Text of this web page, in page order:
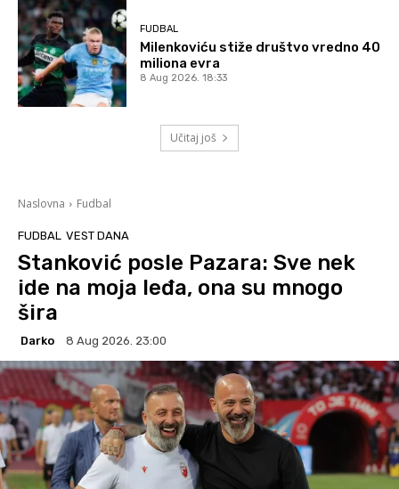
FUDBAL
Milenkoviću stiže društvo vredno 40
miliona evra
8 Aug 2026. 18:33
Učitaj još